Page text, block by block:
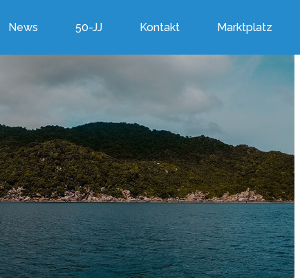
News 50-JJ Kontakt Marktplatz